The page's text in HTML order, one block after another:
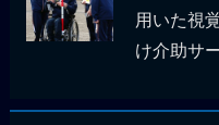
用いた視
け介助サ